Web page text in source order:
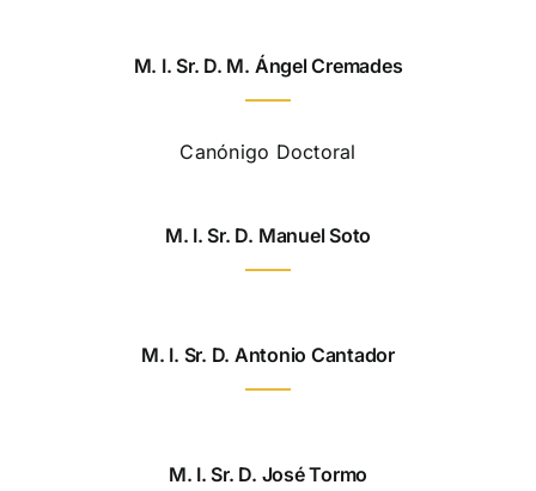
M. I. Sr. D. M. Ángel Cremades
Canónigo Doctoral
M. I. Sr. D. Manuel Soto
M. I. Sr. D. Antonio Cantador
M. I. Sr. D. José Tormo